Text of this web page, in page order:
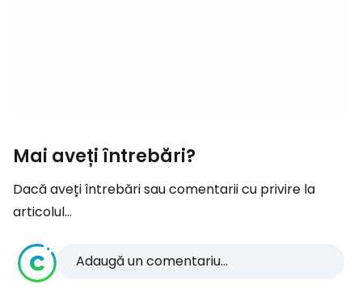
Mai aveți întrebări?
Dacă aveți întrebări sau comentarii cu privire la
articolul...
Adaugă un comentariu...